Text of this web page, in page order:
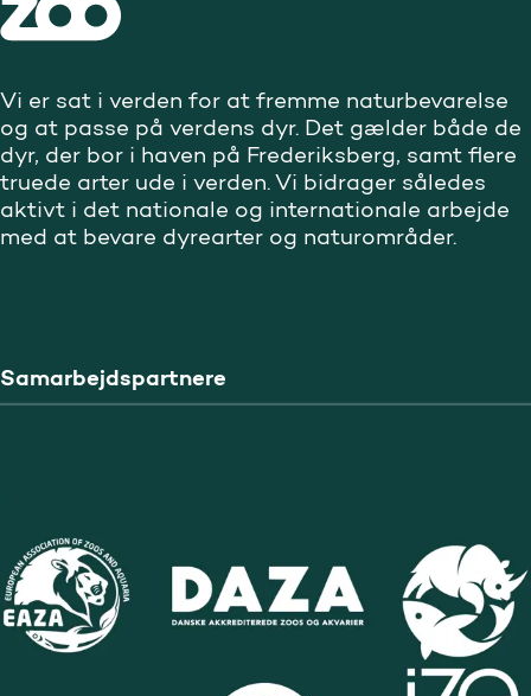
Vi er sat i verden for at fremme naturbevarelse
og at passe på verdens dyr. Det gælder både de
dyr, der bor i haven på Frederiksberg, samt flere
truede arter ude i verden. Vi bidrager således
aktivt i det nationale og internationale arbejde
med at bevare dyrearter og naturområder.
Samarbejdspartnere